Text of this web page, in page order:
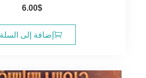
6.00$
إضافة إلى السلة